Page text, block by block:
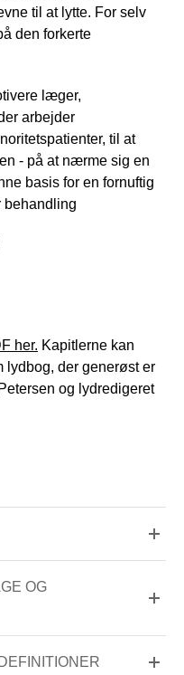
til at lytte. For selv
den forkerte
læger,
arbejder
til at
- på at nærme sig en
basis for en fornuftig
behandling
her. Kapitlerne kan
lydbog, der generøst er
og lydredigeret
OG